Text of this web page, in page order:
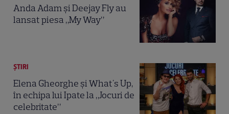
Anda Adam şi Deejay Fly au
lansat piesa „My Way”
ȘTIRI
Elena Gheorghe și What's Up,
în echipa lui Ipate la „Jocuri de
celebritate”